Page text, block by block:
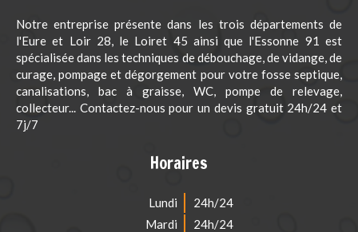
Notre entreprise présente dans les trois départements de
l'Eure et Loir 28, le Loiret 45 ainsi que l'Essonne 91 est
spécialisée dans les techniques de débouchage, de vidange, de
curage, pompage et dégorgement pour votre fosse septique,
canalisations, bac à graisse, WC, pompe de relevage,
collecteur... Contactez-nous pour un devis gratuit 24h/24 et
7j/7
Horaires
Lundi
24h/24
Mardi
24h/24